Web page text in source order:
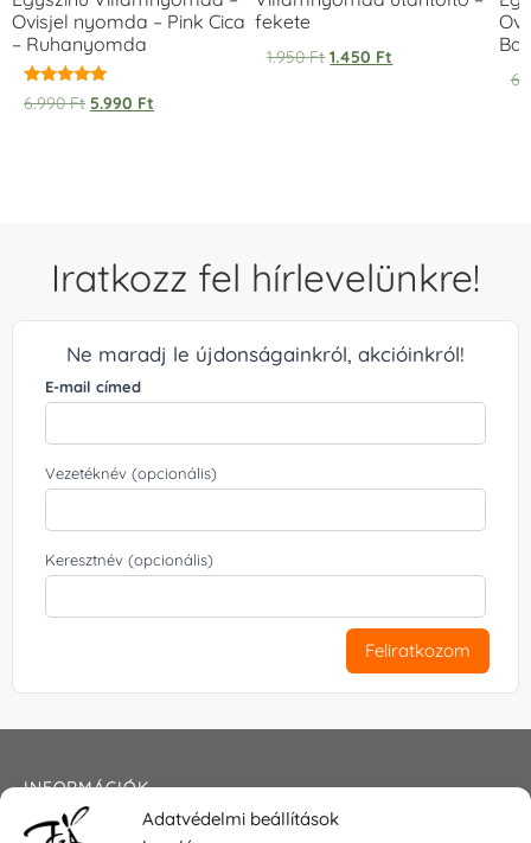
Adatvédelmi beállítások
Ovisjel nyomda – Pink Cica
– Ruhanyomda
Értékelés:
5.00
6.990Ft 5.990 Ft
fekete
1.950Ft 1.450 Ft
Iratkozz fel hírlevelünkre!
Ne maradj le újdonságainkról, akcióinkról!
E-mail címed
Vezetéknév (opcionális)
Keresztnév (opcionális)
Feliratkozom
INFORMÁCIÓK
Általános szerződési feltételek